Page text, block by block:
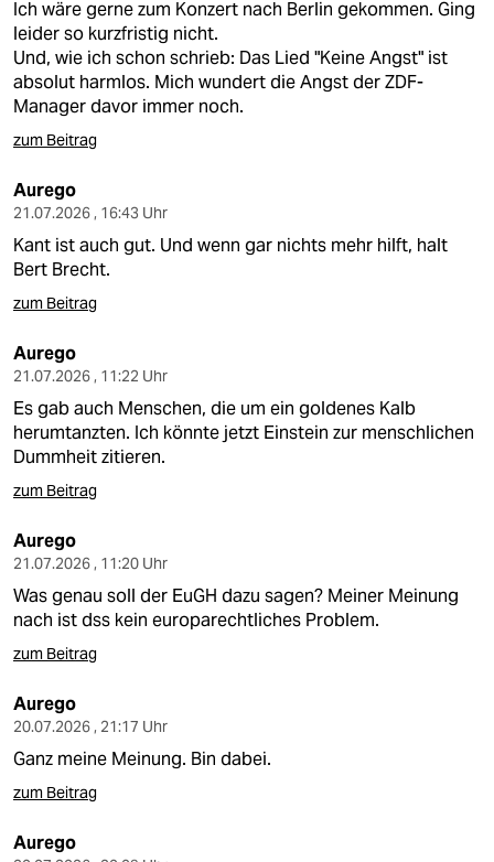
Ich wäre gerne zum Konzert nach Berlin gekommen. Ging
leider so kurzfristig nicht.
Und, wie ich schon schrieb: Das Lied "Keine Angst" ist
absolut harmlos. Mich wundert die Angst der ZDF-
Manager davor immer noch.
zum Beitrag
Aurego
21.07.2026 , 16:43 Uhr
Kant ist auch gut. Und wenn gar nichts mehr hilft, halt
Bert Brecht.
zum Beitrag
Aurego
21.07.2026 , 11:22 Uhr
Es gab auch Menschen, die um ein goldenes Kalb
herumtanzten. Ich könnte jetzt Einstein zur menschlichen
Dummheit zitieren.
zum Beitrag
Aurego
21.07.2026 , 11:20 Uhr
Was genau soll der EuGH dazu sagen? Meiner Meinung
nach ist dss kein europarechtliches Problem.
zum Beitrag
Aurego
20.07.2026 , 21:17 Uhr
Ganz meine Meinung. Bin dabei.
zum Beitrag
Aurego